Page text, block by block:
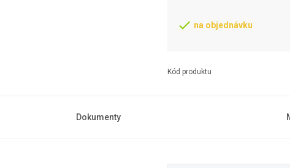
na objednávku
Kód produktu
Dokumenty